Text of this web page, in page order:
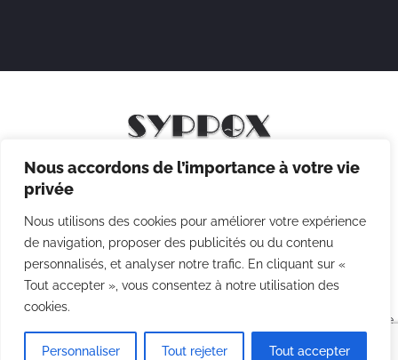
Nous accordons de l’importance à votre vie
privée
Nous utilisons des cookies pour améliorer votre expérience
de navigation, proposer des publicités ou du contenu
personnalisés, et analyser notre trafic. En cliquant sur «
Tout accepter », vous consentez à notre utilisation des
cookies.
Personnaliser Tout rejeter Tout accepter
Mentions légales
Politique des cookies
CGV
Agence
Point Com